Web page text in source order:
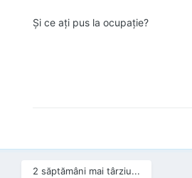
Şi ce aţi pus la ocupaţie?
2 săptămâni mai târziu...